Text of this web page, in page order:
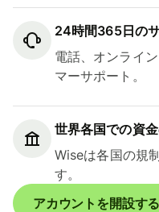
24時間365日の
電話、オンライ
マーサポート。
世界各国での資
Wiseは各国の規
す。
アカウントを開設する